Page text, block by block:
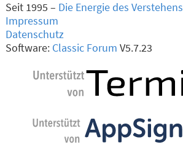
Seit 1995 – Die Energie des Verstehens
Impressum
Datenschutz
Software: Classic Forum V5.7.23